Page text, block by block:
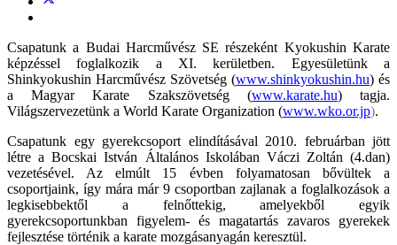
Csapatunk a Budai Harcművész SE részeként Kyokushin Karate
képzéssel foglalkozik a XI. kerületben. Egyesületünk a
Shinkyokushin Harcművész Szövetség (www.shinkyokushin.hu) és
a Magyar Karate Szakszövetség (www.karate.hu) tagja.
Világszervezetünk a World Karate Organization (www.wko.or.jp).
Csapatunk egy gyerekcsoport elindításával 2010. februárban jött
létre a Bocskai István Általános Iskolában Váczi Zoltán (4.dan)
vezetésével. Az elmúlt 15 évben folyamatosan bővültek a
csoportjaink, így mára már 9 csoportban zajlanak a foglalkozások a
legkisebbektől a felnőttekig, amelyekből egyik
gyerekcsoportunkban figyelem- és magatartás zavaros gyerekek
fejlesztése történik a karate mozgásanyagán keresztül.